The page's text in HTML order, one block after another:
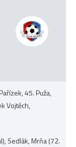
45. Puža,
Vojtěch,
Sedlák, Mrňa (72.